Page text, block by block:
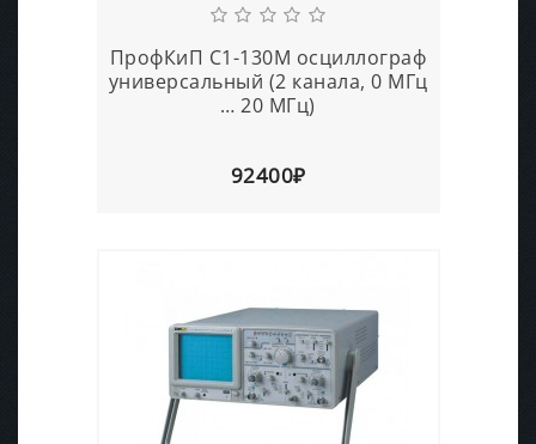
ПрофКиП С1-130М осциллограф
универсальный (2 канала, 0 МГц
… 20 МГц)
92400₽